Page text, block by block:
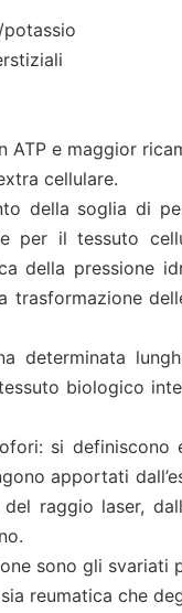
ATP e maggior
cellulare.
della soglia di
per il tessuto
della pressione
determinata
biologico
si definiscono
apportati
del raggio laser,
sono gli
reumatica che